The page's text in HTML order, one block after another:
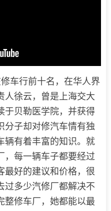
车行前十名，在华人界
人徐云，曾是上海交大
于贝勒医学院，并获得
分子却对修汽车情有独
辆有着丰富的知识。就
，每一辆车子都要经过
最好的建议和价格，很
过多少汽修厂都解决不
整修车厂，她都能以最